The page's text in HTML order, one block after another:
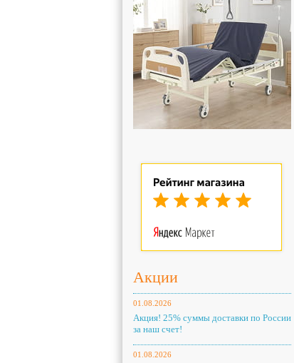
Акции
01.08.2026
Акция! 25% суммы доставки по России
за наш счет!
01.08.2026